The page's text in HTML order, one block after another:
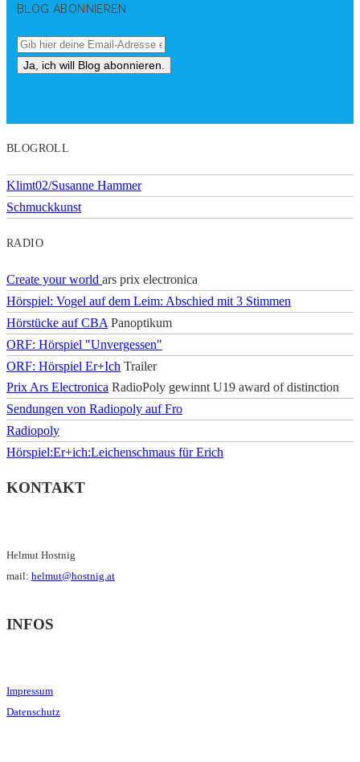
BLOG ABONNIEREN
BLOGROLL
Klimt02/Susanne Hammer
Schmuckkunst
RADIO
Create your world ars prix electronica
Hörspiel: Vogel auf dem Leim: Abschied mit 3 Stimmen
Hörstücke auf CBA Panoptikum
ORF: Hörspiel "Unvergessen"
ORF: Hörspiel Er+Ich Trailer
Prix Ars Electronica RadioPoly gewinnt U19 award of distinction
Sendungen von Radiopoly auf Fro
Radiopoly
Hörspiel:Er+ich:Leichenschmaus für Erich
KONTAKT
Helmut Hostnig
mail: helmut@hostnig.at
INFOS
Impressum
Datenschutz